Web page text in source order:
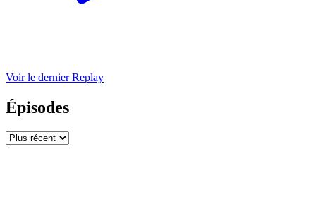
Voir le dernier Replay
Épisodes